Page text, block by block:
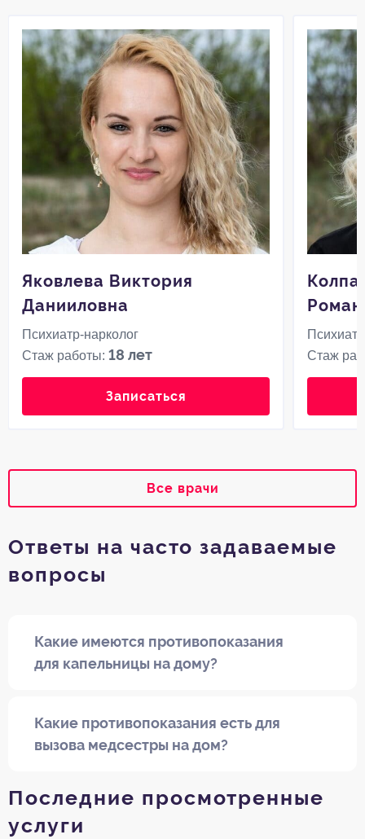
Яковлева Виктория
Данииловна
Психиатр-нарколог
Стаж работы:18 лет
Записаться
Стаж
Все врачи
Ответы на часто задаваемые
вопросы
Какие имеются противопоказания
для капельницы на дому?
Какие противопоказания есть для
вызова медсестры на дом?
Последние просмотренные
услуги